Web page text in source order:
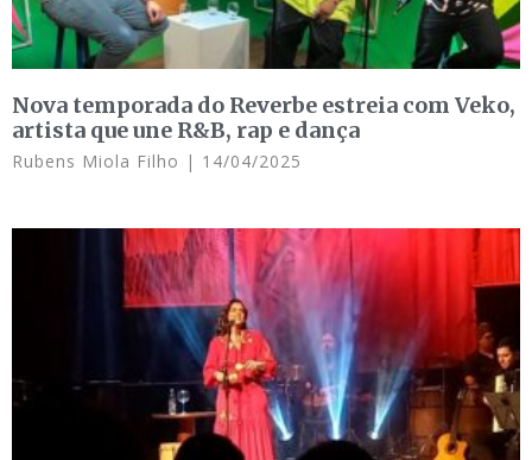
Nova temporada do Reverbe estreia com Veko,
artista que une R&B, rap e dança
Rubens Miola Filho 14/04/2025